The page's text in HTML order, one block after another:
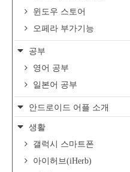
윈도우 스토어
오페라 부가기능
공부
영어 공부
일본어 공부
안드로이드 어플 소개
생활
갤럭시 스마트폰
아이허브(iHerb)